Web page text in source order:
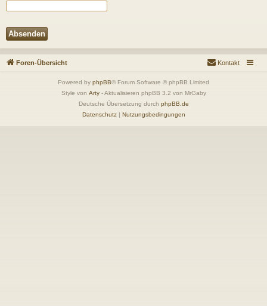
Foren-Übersicht Kontakt
Powered by phpBB® Forum Software © phpBB Limited
Style von Arty- Aktualisieren phpBB 3.2 von MrGaby
Deutsche Übersetzung durch phpBB.de
Datenschutz| Nutzungsbedingungen